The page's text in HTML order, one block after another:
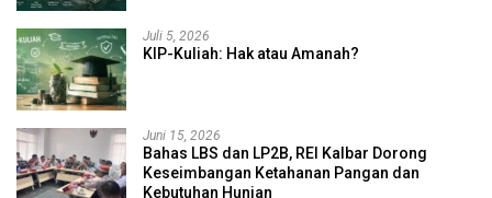
Juli 5, 2026
KIP-Kuliah: Hak atau Amanah?
Juni 15, 2026
Bahas LBS dan LP2B, REI Kalbar Dorong
Keseimbangan Ketahanan Pangan dan
Kebutuhan Hunian